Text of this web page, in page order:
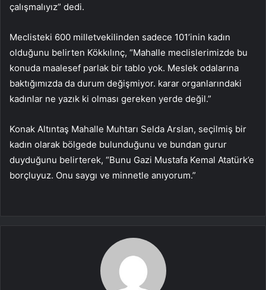
çalışmalıyız” dedi.
Meclisteki 600 milletvekilinden sadece 101’inin kadın
olduğunu belirten Kökkılınç, “Mahalle meclislerimizde bu
konuda maalesef parlak bir tablo yok. Meslek odalarına
baktığımızda da durum değişmiyor. karar organlarındaki
kadınlar ne yazık ki olması gereken yerde değil.”
Konak Altıntaş Mahalle Muhtarı Selda Arslan, seçilmiş bir
kadın olarak bölgede bulunduğunu ve bundan gurur
duyduğunu belirterek, “Bunu Gazi Mustafa Kemal Atatürk’e
borçluyuz. Onu saygı ve minnetle anıyorum.”